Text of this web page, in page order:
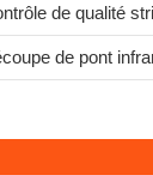
de qualité
de pont